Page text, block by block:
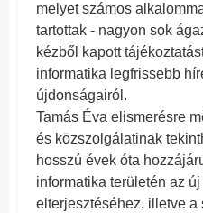
melyet számos
tartottak - nagyon sok
kézből kapott
informatika legfrissebb
újdonságairól.
Tamás Éva elismerésre
és közszolgálatinak
hosszú évek óta
informatika területén az
elterjesztéséhez, illetve a